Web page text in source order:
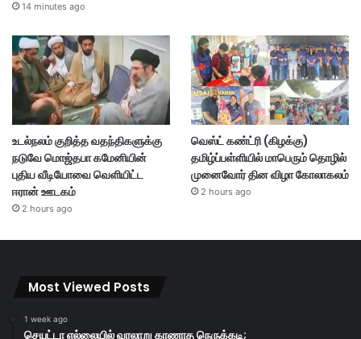
14 minutes ago
உடல்நலம் குறித்த வதந்திகளுக்கு
நடுவே மொஜ்தபா கமேனியின்
புதிய வீடியோவை வெளியிட்ட
ஈரான் ஊடகம்
2 hours ago
வெஸ்ட் கண்ட்ரி (கிழக்கு)
தமிழ்ப்பள்ளியில் மாபெரும் தொழில்
முனைவோர் தின விழா கோலாகலம்
2 hours ago
Most Viewed Posts
1 week ago
செயுட்டா எல்லையில் வரலாறு காணாத நெருக்கடி;